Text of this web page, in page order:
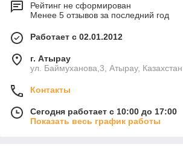
Рейтинг не сформирован
Менее 5 отзывов за последний год
Работает с 02.01.2012
г. Атырау
ул. Баймуханова,3, Атырау, Казахстан
Контакты
Сегодня работает с 10:00 до 17:00
Показать весь график работы